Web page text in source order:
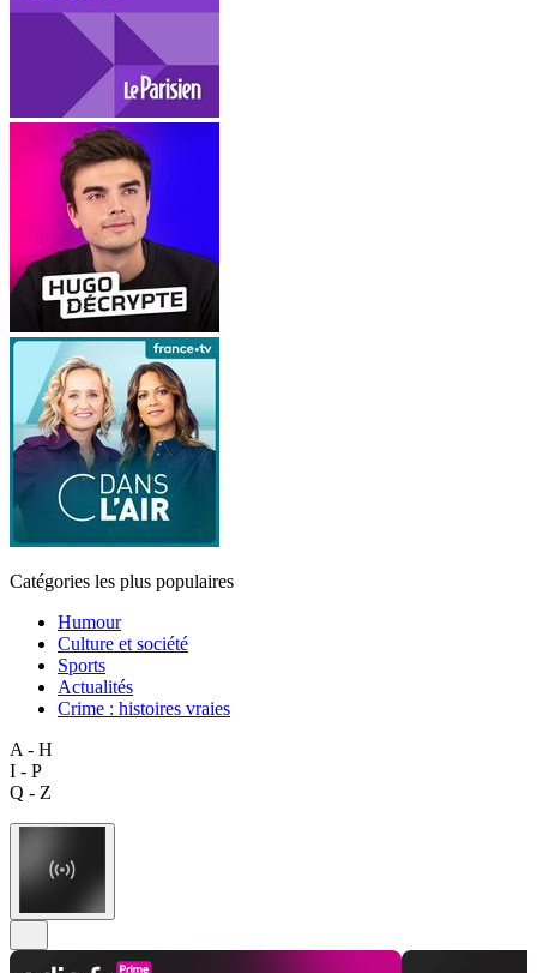
Catégories les plus populaires
Humour
Culture et société
Sports
Actualités
Crime : histoires vraies
A - H
I - P
Q - Z